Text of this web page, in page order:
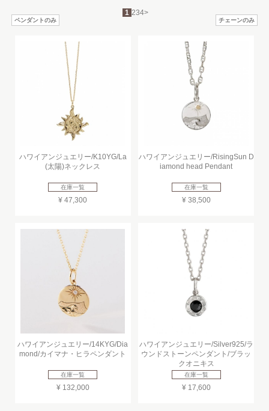
1 234>
ペンダントのみ チェーンのみ
ハワイアンジュエリー/K10YG/La
(太陽)ネックレス
在庫一覧
¥ 47,300
ハワイアンジュエリー/RisingSun D
iamond head Pendant
在庫一覧
¥ 38,500
ハワイアンジュエリー/14KYG/Dia
mond/カイマナ・ヒラペンダント
在庫一覧
¥ 132,000
ハワイアンジュエリー/Silver925/ラ
ウンドストーンペンダント/ブラッ
クオニキス
在庫一覧
¥ 17,600